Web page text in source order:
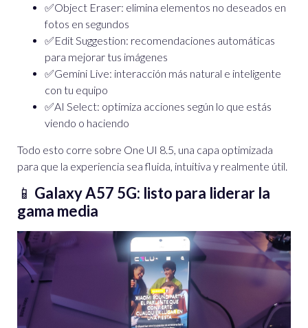
✅Object Eraser: elimina elementos no deseados en
fotos en segundos
✅Edit Suggestion: recomendaciones automáticas
para mejorar tus imágenes
✅Gemini Live: interacción más natural e inteligente
con tu equipo
✅AI Select: optimiza acciones según lo que estás
viendo o haciendo
Todo esto corre sobre One UI 8.5, una capa optimizada
para que la experiencia sea fluida, intuitiva y realmente útil.
📱 Galaxy A57 5G: listo para liderar la
gama media